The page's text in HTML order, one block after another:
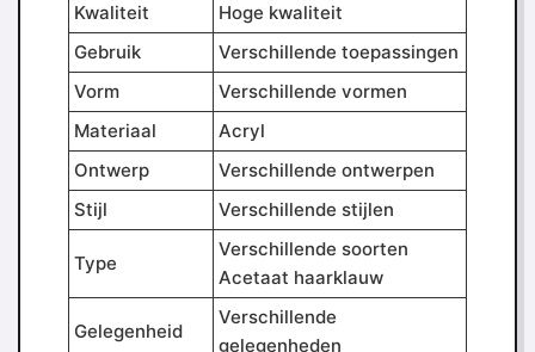
Kwaliteit
Hoge kwaliteit
Gebruik
Verschillende toepassingen
Vorm
Verschillende vormen
Materiaal
Acryl
Ontwerp
Verschillende ontwerpen
Stijl
Verschillende stijlen
Type
Verschillende soorten
Acetaat haarklauw
Gelegenheid
Verschillende
gelegenheden